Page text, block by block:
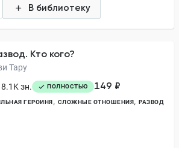
В библиотеку
Кто кого?
Тару
зн.
ПОЛНОСТЬЮ 149 ₽
ГЕРОИНЯ СЛОЖНЫЕ ОТНОШЕНИЯ РАЗВОД